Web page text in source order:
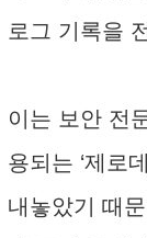
로그 기록을
이는 보안 전
용되는 ‘제로
내놓았기 때